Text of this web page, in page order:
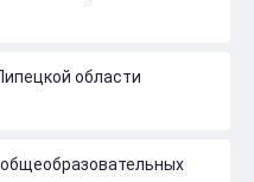
области